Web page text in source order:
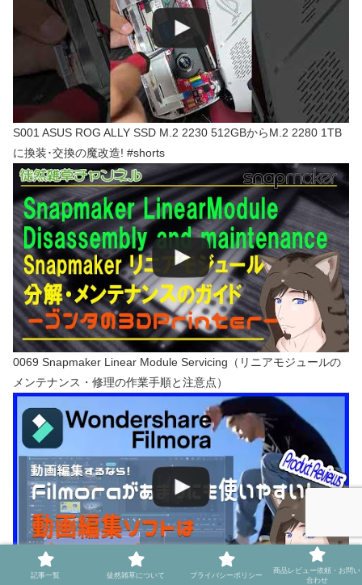
S001 ASUS ROG ALLY SSD M.2 2230 512GBからM.2 2280 1TB
に換装･交換の魔改造! #shorts
0069 Snapmaker Linear Module Servicing（リニアモジュールの
メンテナンス・修理の作業手順と注意点）
記事一覧 徒然雑草について プライバシーポリシー
商品レビュー依頼・お問い
合わせ